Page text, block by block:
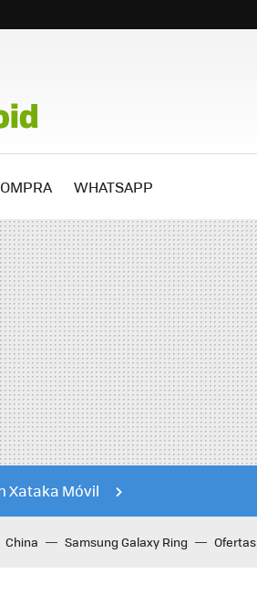
WHATSAPP
Xataka Móvil
China Samsung Galaxy Ring Ofertas